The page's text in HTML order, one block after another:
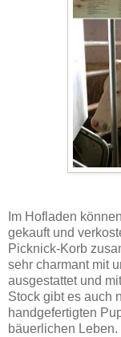
Im Hofladen
gekauft und
Picknick-Korb
sehr charmant mit
ausgestattet und
Stock gibt es auch
handgefertigten
bäuerlichen